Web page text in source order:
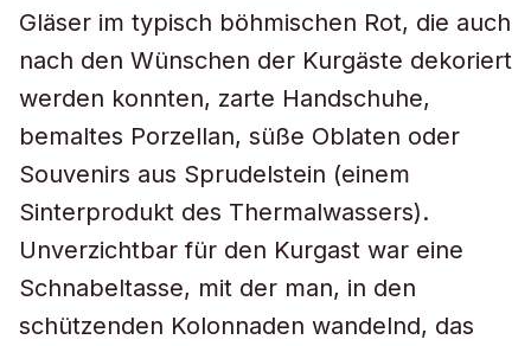
Gläser im typisch böhmischen Rot, die auch
nach den Wünschen der Kurgäste dekoriert
werden konnten, zarte Handschuhe,
bemaltes Porzellan, süße Oblaten oder
Souvenirs aus Sprudelstein (einem
Sinterprodukt des Thermalwassers).
Unverzichtbar für den Kurgast war eine
Schnabeltasse, mit der man, in den
schützenden Kolonnaden wandelnd, das